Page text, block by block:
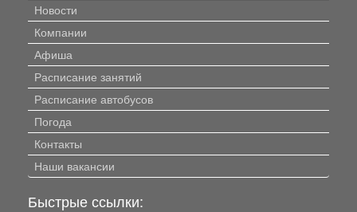
Новости
Компании
Афиша
Расписание занятий
Расписание автобусов
Погода
Контакты
Наши вакансии
Быстрые ссылки: